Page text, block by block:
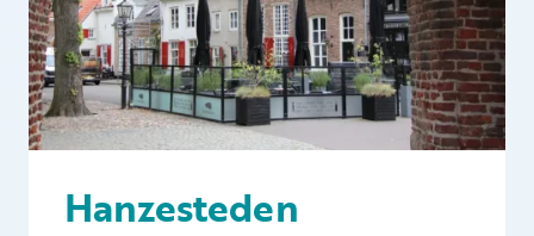
Hanzesteden